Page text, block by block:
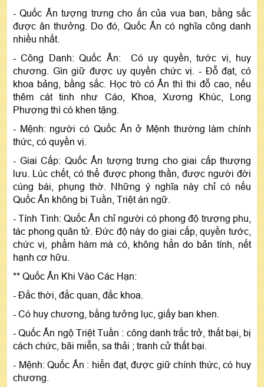
- Quốc Ấn tượng trưng cho ấn của vua ban, bằng sắc
được ân thưởng. Do đó, Quốc Ấn có nghĩa công danh
nhiều nhất.
- Công Danh: Quốc Ấn: Có uy quyền, tước vị, huy
chương. Gìn giữ được uy quyền chức vị. - Đỗ đạt, có
khoa bảng, bằng sắc. Học trò có Ấn thì thi đỗ cao, nếu
thêm cát tinh như Cáo, Khoa, Xương Khúc, Long
Phượng thì có khen tặng.
- Mệnh: người có Quốc Ấn ở Mệnh thường làm chính
thức, có quyền vị.
- Giai Cấp: Quốc Ấn tượng trưng cho giai cấp thượng
lưu. Lúc chết, có thể được phong thần, được người đời
cúng bái, phụng thờ. Những ý nghĩa này chỉ có nếu
Quốc Ấn không bị Tuần, Triệt án ngữ.
- Tính Tình: Quốc Ấn chỉ người có phong độ trượng phu,
tác phong quân tử. Đức độ này do giai cấp, quyền tước,
chức vị, phẩm hàm mà có, không hẳn do bản tính, nết
hạnh cơ hữu.
** Quốc Ấn Khi Vào Các Hạn:
- Đắc thời, đắc quan, đắc khoa.
- Có huy chương, bằng tưởng lục, giấy ban khen.
- Quốc Ấn ngộ Triệt Tuần : công danh trắc trở, thất bại, bị
cách chức, bãi miễn, sa thải ; tranh cử thất bại.
- Mệnh: Quốc Ấn : hiển đạt, được giữ chính thức, có huy
chương.